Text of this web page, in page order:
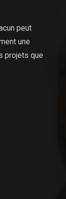
peut
une
projets que